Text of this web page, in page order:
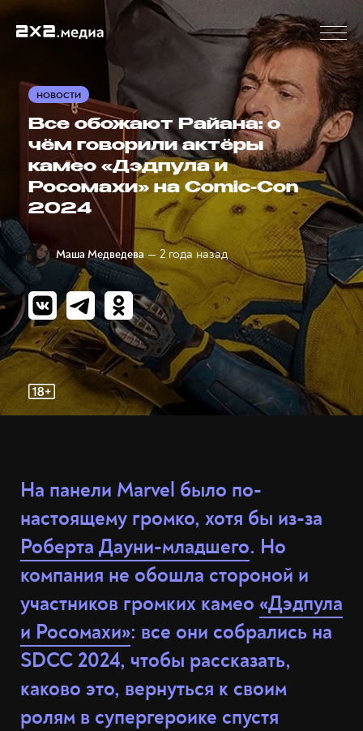
НОВОСТИ
Все обожают Райана: о
чём говорили актёры
камео «Дэдпула и
Росомахи» на Comic-Con
2024
Маша Медведева — 2 года назад
На панели Marvel было по-
настоящему громко, хотя бы из-за
Роберта Дауни-младшего. Но
компания не обошла стороной и
участников громких камео «Дэдпула
и Росомахи»: все они собрались на
SDCC 2024, чтобы рассказать,
каково это, вернуться к своим
ролям в супергероике спустя